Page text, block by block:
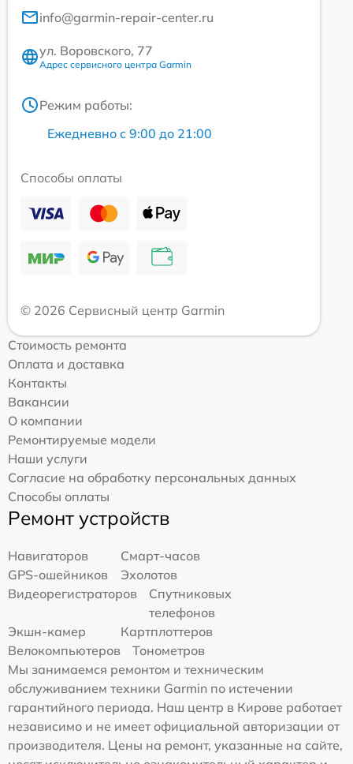
info@garmin-repair-center.ru
ул. Воровского, 77
Адрес сервисного центра Garmin
Режим работы:
Ежедневно с 9:00 до 21:00
Способы оплаты
© 2026 Сервисный центр Garmin
Стоимость ремонта
Оплата и доставка
Контакты
Вакансии
О компании
Ремонтируемые модели
Наши услуги
Согласие на обработку персональных данных
Способы оплаты
Ремонт устройств
Навигаторов
Смарт-часов
GPS-ошейников
Эхолотов
Видеорегистраторов
Спутниковых
телефонов
Экшн-камер
Картплоттеров
Велокомпьютеров
Тонометров
Мы занимаемся ремонтом и техническим
обслуживанием техники Garmin по истечении
гарантийного периода. Наш центр в Кирове работает
независимо и не имеет официальной авторизации от
производителя. Цены на ремонт, указанные на сайте,